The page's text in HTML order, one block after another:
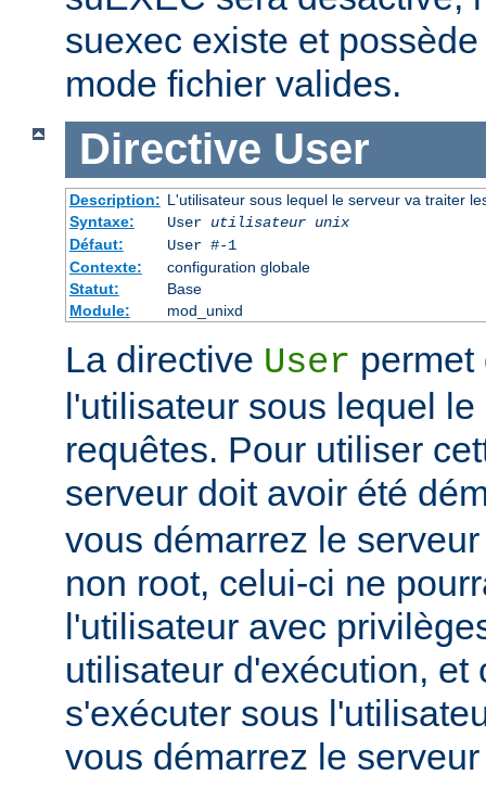
suexec existe et
mode fichier valides.
Directive User
Description: L'utilisateur sous lequel le serveur va traiter
Syntaxe:
User utilisateur unix
Défaut:
User #-1
Contexte:
configuration globale
Statut:
Base
Module:
mod_unixd
La directive User permet
l'utilisateur sous lequel
requêtes. Pour utiliser
serveur doit avoir été
vous démarrez le
non root, celui-ci ne
l'utilisateur avec
utilisateur d'exécution, et
s'exécuter sous
vous démarrez le